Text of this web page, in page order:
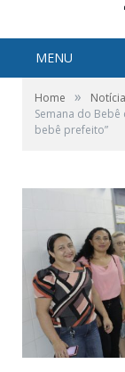
MENU
Home »
Semana do
bebê prefeito”